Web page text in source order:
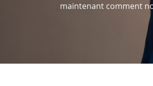
maintenant comment